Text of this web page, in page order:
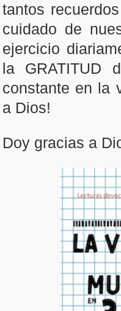
tantos
cuidado de
ejercicio
la GRATITUD
constante en la
a Dios!
Doy gracias a